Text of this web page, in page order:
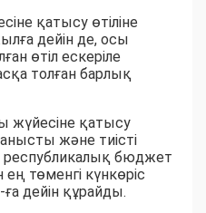
қатысу өтіліне
дейін де, осы
өтіл ескеріле
толған барлық
жүйесіне қатысу
және тиісті
бюджет
ең төменгі күнкөріс
ға дейін құрайды.